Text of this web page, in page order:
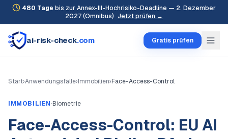
480 Tage bis zur Annex-III-Hochrisiko-Deadline — 2. Dezember
2027 (Omnibus) Jetzt prüfen →
ai-risk-check.com Gratis prüfen
Start›Anwendungsfälle›Immobilien›Face-Access-Control
IMMOBILIEN·Biometrie
Face-Access-Control: EU AI